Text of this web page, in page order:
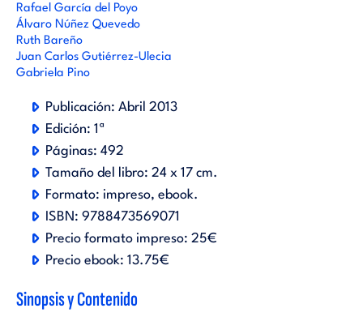
Rafael García del Poyo
Álvaro Núñez Quevedo
Ruth Bareño
Juan Carlos Gutiérrez-Ulecia
Gabriela Pino
Publicación: Abril 2013
Edición: 1ª
Páginas: 492
Tamaño del libro: 24 x 17 cm.
Formato: impreso ebook.
ISBN: 9788473569071
Precio formato impreso: 25€
Precio ebook: 13.75€
Sinopsis y Contenido